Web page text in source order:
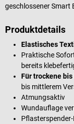
geschlossener Smart
Produktdetails
Elastisches
Praktische
bereits
Für trockene
bis mittlerem
Atmungsaktiv
Wundauflage